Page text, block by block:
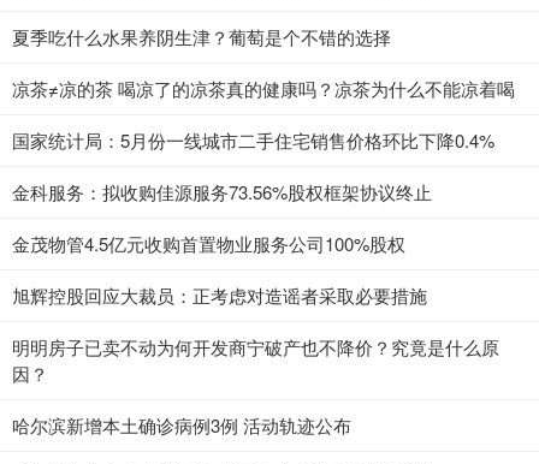
夏季吃什么水果养阴生津？葡萄是个不错的选择
凉茶≠凉的茶 喝凉了的凉茶真的健康吗？凉茶为什么不能凉着喝
国家统计局：5月份一线城市二手住宅销售价格环比下降0.4%
金科服务：拟收购佳源服务73.56%股权框架协议终止
金茂物管4.5亿元收购首置物业服务公司100%股权
旭辉控股回应大裁员：正考虑对造谣者采取必要措施
明明房子已卖不动为何开发商宁破产也不降价？究竟是什么原
因？
哈尔滨新增本土确诊病例3例 活动轨迹公布